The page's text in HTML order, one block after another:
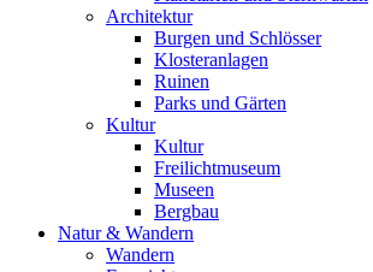
Architektur
Burgen und Schlösser
Klosteranlagen
Ruinen
Parks und Gärten
Kultur
Kultur
Freilichtmuseum
Museen
Bergbau
Natur & Wandern
Wandern